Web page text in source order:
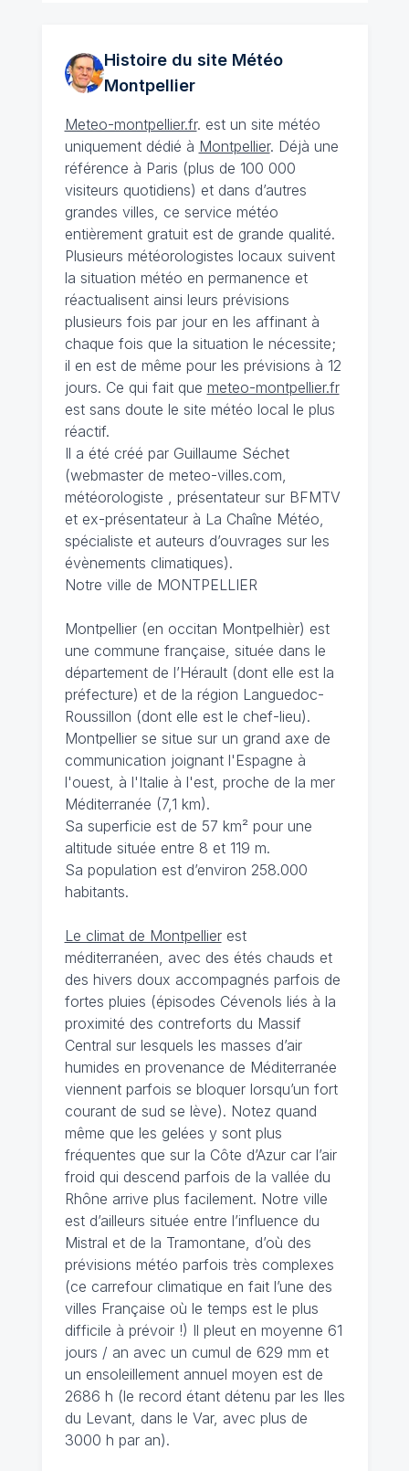
Histoire du site Météo
Montpellier
Meteo-montpellier.fr. est un site météo
uniquement dédié à Montpellier. Déjà une
référence à Paris (plus de 100 000
visiteurs quotidiens) et dans d’autres
grandes villes, ce service météo
entièrement gratuit est de grande qualité.
Plusieurs météorologistes locaux suivent
la situation météo en permanence et
réactualisent ainsi leurs prévisions
plusieurs fois par jour en les affinant à
chaque fois que la situation le nécessite;
il en est de même pour les prévisions à 12
jours. Ce qui fait que meteo-montpellier.fr
est sans doute le site météo local le plus
réactif.
Il a été créé par Guillaume Séchet
(webmaster de meteo-villes.com,
météorologiste , présentateur sur BFMTV
et ex-présentateur à La Chaîne Météo,
spécialiste et auteurs d’ouvrages sur les
évènements climatiques).
Notre ville de MONTPELLIER
Montpellier (en occitan Montpelhièr) est
une commune française, située dans le
département de l’Hérault (dont elle est la
préfecture) et de la région Languedoc-
Roussillon (dont elle est le chef-lieu).
Montpellier se situe sur un grand axe de
communication joignant l'Espagne à
l'ouest, à l'Italie à l'est, proche de la mer
Méditerranée (7,1 km).
Sa superficie est de 57 km² pour une
altitude située entre 8 et 119 m.
Sa population est d’environ 258.000
habitants.
Le climat de Montpellierest
méditerranéen, avec des étés chauds et
des hivers doux accompagnés parfois de
fortes pluies (épisodes Cévenols liés à la
proximité des contreforts du Massif
Central sur lesquels les masses d’air
humides en provenance de Méditerranée
viennent parfois se bloquer lorsqu’un fort
courant de sud se lève). Notez quand
même que les gelées y sont plus
fréquentes que sur la Côte d’Azur car l’air
froid qui descend parfois de la vallée du
Rhône arrive plus facilement. Notre ville
est d’ailleurs située entre l’influence du
Mistral et de la Tramontane, d’où des
prévisions météo parfois très complexes
(ce carrefour climatique en fait l’une des
villes Française où le temps est le plus
difficile à prévoir !) Il pleut en moyenne 61
jours / an avec un cumul de 629 mm et
un ensoleillement annuel moyen est de
2686 h (le record étant détenu par les Iles
du Levant, dans le Var, avec plus de
3000 h par an).